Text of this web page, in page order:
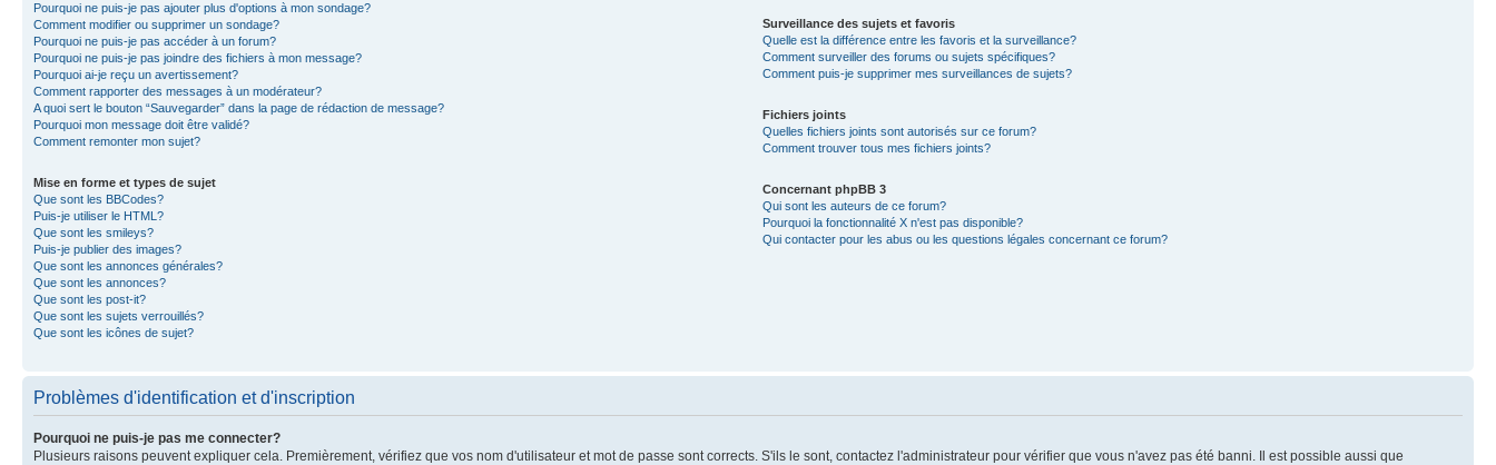
Pourquoi ne puis-je pas ajouter plus d'options à mon sondage?
Comment modifier ou supprimer un sondage?
Pourquoi ne puis-je pas accéder à un forum?
Pourquoi ne puis-je pas joindre des fichiers à mon message?
Pourquoi ai-je reçu un avertissement?
Comment rapporter des messages à un modérateur?
A quoi sert le bouton “Sauvegarder” dans la page de rédaction de message?
Pourquoi mon message doit être validé?
Comment remonter mon sujet?
Mise en forme et types de sujet
Que sont les BBCodes?
Puis-je utiliser le HTML?
Que sont les smileys?
Puis-je publier des images?
Que sont les annonces générales?
Que sont les annonces?
Que sont les post-it?
Que sont les sujets verrouillés?
Que sont les icônes de sujet?
Surveillance des sujets et favoris
Quelle est la différence entre les favoris et la surveillance?
Comment surveiller des forums ou sujets spécifiques?
Comment puis-je supprimer mes surveillances de sujets?
Fichiers joints
Quelles fichiers joints sont autorisés sur ce forum?
Comment trouver tous mes fichiers joints?
Concernant phpBB 3
Qui sont les auteurs de ce forum?
Pourquoi la fonctionnalité X n'est pas disponible?
Qui contacter pour les abus ou les questions légales concernant ce forum?
Problèmes d'identification et d'inscription
Pourquoi ne puis-je pas me connecter?
Plusieurs raisons peuvent expliquer cela. Premièrement, vérifiez que vos nom d'utilisateur et mot de passe sont corrects. S'ils le sont, contactez l'administrateur pour vérifier que vous n'avez pas été banni. Il est possible aussi que